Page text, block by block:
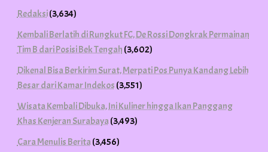
Redaksi(3,634)
Kembali Berlatih di Rungkut FC, De Rossi Dongkrak Permainan
Tim B dari Posisi Bek Tengah (3,602)
Dikenal Bisa Berkirim Surat, Merpati Pos Punya Kandang Lebih
Besar dari Kamar Indekos (3,551)
Wisata Kembali Dibuka, Ini Kuliner hingga Ikan Panggang
Khas Kenjeran Surabaya(3,493)
Cara Menulis Berita(3,456)